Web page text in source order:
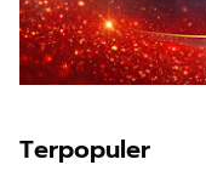
Terpopuler